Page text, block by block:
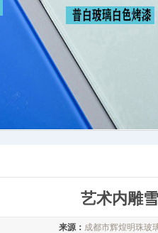
艺术内雕
来源： 成都市辉煌明珠玻